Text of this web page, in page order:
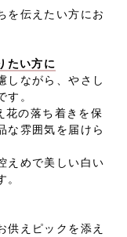
を伝えたい方にお
たい方に
しながら、やさし
す。
花の落ち着きを保
な雰囲気を届けら
えめで美しい白い
。
供えピックを添え